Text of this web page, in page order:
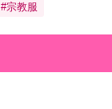
#宗教服